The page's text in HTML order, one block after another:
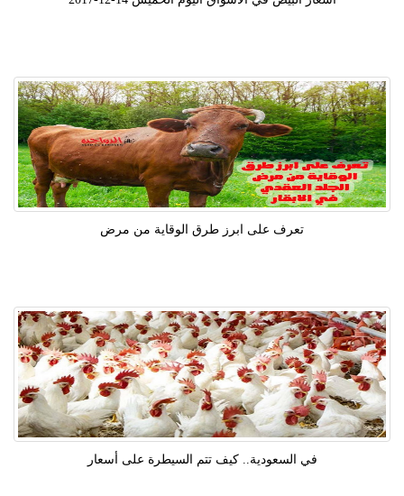
تعرف على ابرز طرق الوقاية من مرض
في السعودية.. كيف تتم السيطرة على أسعار